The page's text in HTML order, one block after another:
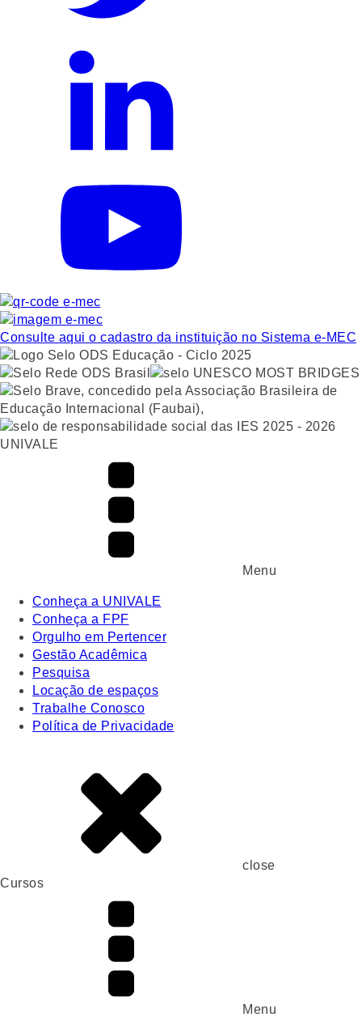
Consulte aqui o cadastro da instituição no Sistema e-MEC
UNIVALE
Menu
Conheça a UNIVALE
Conheça a FPF
Orgulho em Pertencer
Gestão Acadêmica
Pesquisa
Locação de espaços
Trabalhe Conosco
Política de Privacidade
close
Cursos
Menu